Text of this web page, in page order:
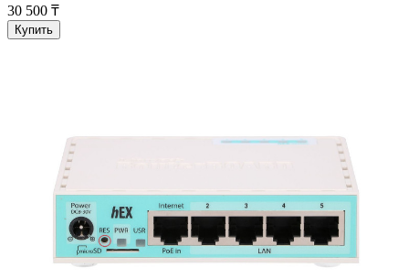
30 500 ₸
Купить